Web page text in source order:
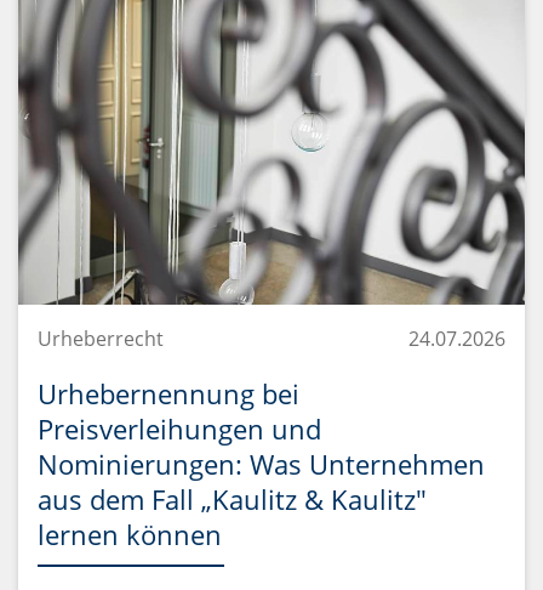
Urheberrecht 24.07.2026
Urhebernennung bei
Preisverleihungen und
Nominierungen: Was Unternehmen
aus dem Fall „Kaulitz & Kaulitz"
lernen können